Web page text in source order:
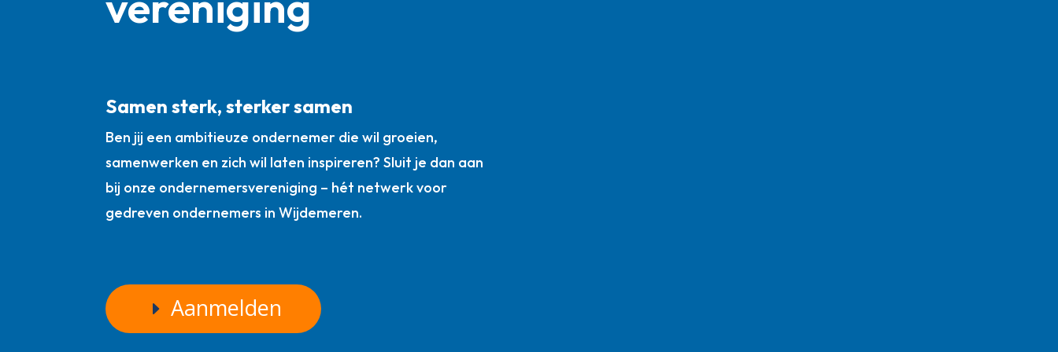
Samen sterk, sterker samen
Ben jij een ambitieuze ondernemer die wil groeien,
samenwerken en zich wil laten inspireren? Sluit je dan aan
bij onze ondernemersvereniging – hét netwerk voor
gedreven ondernemers in Wijdemeren.
Aanmelden